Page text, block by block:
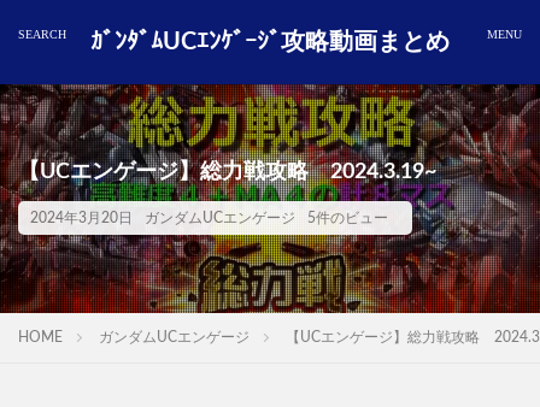
ｶﾞﾝﾀﾞﾑUCｴﾝｹﾞｰｼﾞ攻略動画まとめ
【UCエンゲージ】総力戦攻略 2024.3.19~
2024年3月20日 ガンダムUCエンゲージ 5件のビュー
HOME ガンダムUCエンゲージ 【UCエンゲージ】総力戦攻略